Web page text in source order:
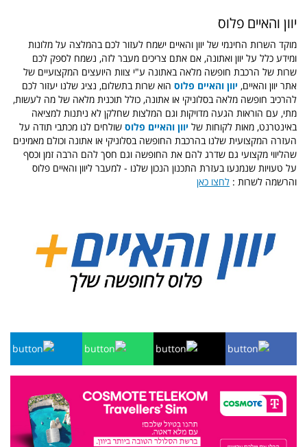
יוון והאיים פלוס
מוקד השרות החינמי של יוון והאיים ישמח לעזור לכם בהמלצה על מלונות
ומידע כלל על יוון ואתונה, אם אתם צריכים מעבר לזה, נשמח לספק לכם
שרות של הרכבת חופשה מלאה באתונה ע"י צוות היועצים המקצועיים של
אתר יוון והאיים, יוון והאיים פלוס הוא שרות בתשלום, נציג שלנו יעזור לכם
להרכיב חופשה מלאה בסלוניקי או אתונה, כולל תוכנית מלאה של מה לעשות,
מתי, עם הוראות הגעה מדויקות וגם המלצות שחלקן לא ניתנות למציאה
באינטרנט, מאות לקוחות של יוון והאיים פלוס שולחים לנו מכתבי תודה על
העזרה המקצועית שלנו בהרכבת החופשה בסלוניקי או אתונה וכולם מאמינים
שהליווי מקצועי גם שדרג להם את החופשה וגם חסך להם הרבה זמן וכסף
על טעויות שנמנעו בעזרת התכנון הנכון שלנו - למעבר ליוון והאיים פלוס
והרשמה לשרות : לחצו כאן